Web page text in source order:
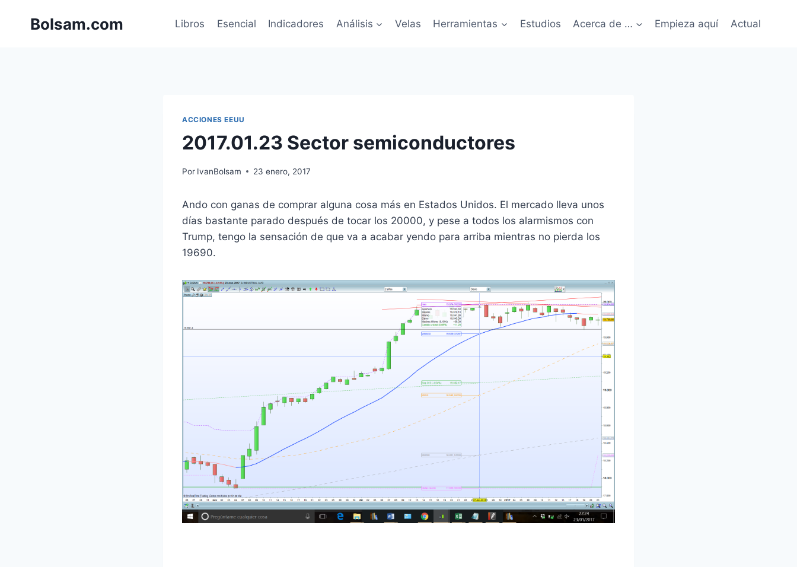
Bolsam.com Libros Esencial Indicadores Análisis Velas Herramientas Estudios Acerca de … Empieza aquí Actual
ACCIONES EEUU
2017.01.23 Sector semiconductores
Por IvanBolsam 23 enero, 2017
Ando con ganas de comprar alguna cosa más en Estados Unidos. El mercado lleva unos
días bastante parado después de tocar los 20000, y pese a todos los alarmismos con
Trump, tengo la sensación de que va a acabar yendo para arriba mientras no pierda los
19690.